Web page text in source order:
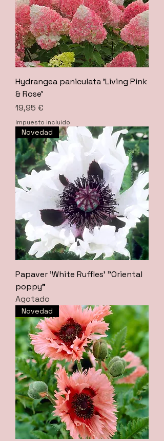
Hydrangea paniculata 'Living Pink
& Rose'
Precio
19,95 €
Impuesto incluido
Novedad
Papaver 'White Ruffles' "Oriental
poppy"
Agotado
Novedad